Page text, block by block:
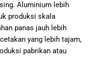
Aluminium lebih
produksi skala
panas jauh lebih
yang lebih tajam,
pabrikan atau